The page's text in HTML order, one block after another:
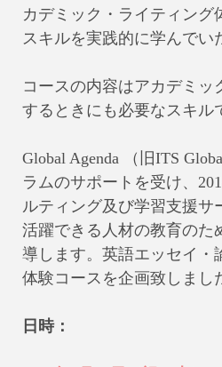
カデミック・ライティン
スキルを実践的に学んでい
コースの内容はアカデミ
するときにも必要なスキル
Global Agenda （旧ITS
ラムのサポートを受け、
ルティング及び学習支援サ
活躍できる人材の教育のた
導します。英語エッセイ・
体験コースを企画致しまし
日時：